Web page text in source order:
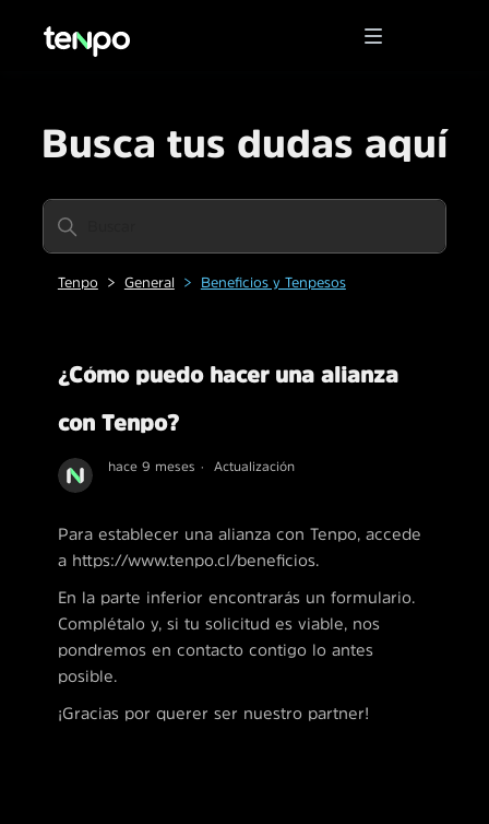
Busca tus dudas aquí
Tenpo General Beneficios y Tenpesos
¿Cómo puedo hacer una alianza
con Tenpo?
hace 9 meses Actualización
Para establecer una alianza con Tenpo, accede
a https://www.tenpo.cl/beneficios.
En la parte inferior encontrarás un formulario.
Complétalo y, si tu solicitud es viable, nos
pondremos en contacto contigo lo antes
posible.
¡Gracias por querer ser nuestro partner!